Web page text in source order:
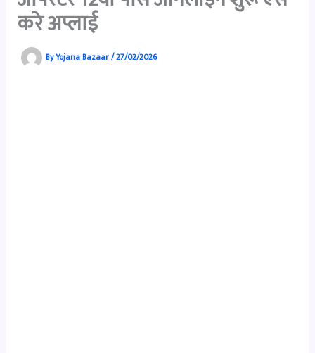
करे अप्लाई
ByYojana Bazaar/27/02/2026